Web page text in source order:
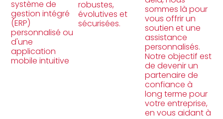
système de
gestion intégré
(ERP)
personnalisé ou
d'une
application
mobile intuitive
robustes,
évolutives et
sécurisées.
sommes là pour
vous offrir un
soutien et une
assistance
personnalisés.
Notre objectif est
de devenir un
partenaire de
confiance à
long terme pour
votre entreprise,
en vous aidant à